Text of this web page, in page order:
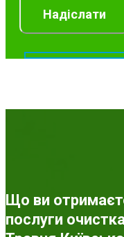
Що ви
послуги